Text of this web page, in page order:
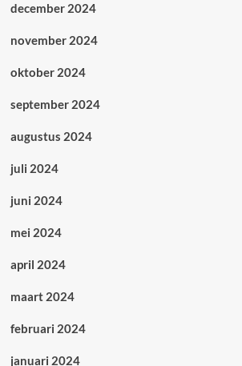
december 2024
november 2024
oktober 2024
september 2024
augustus 2024
juli 2024
juni 2024
mei 2024
april 2024
maart 2024
februari 2024
januari 2024